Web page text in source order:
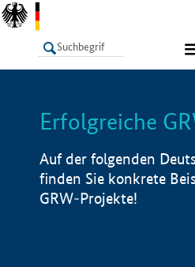
LISTE
Erfolgreiche
Auf der folgenden
finden Sie konkrete
GRW-Projekte!